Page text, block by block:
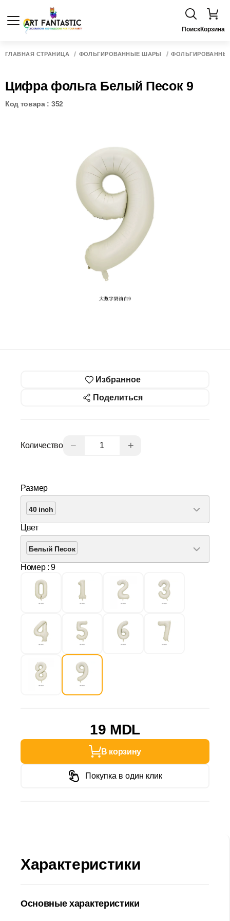
ПоискКорзина
ГЛАВНАЯ СТРАНИЦА ФОЛЬГИРОВАННЫЕ ШАРЫ
Цифра фольга Белый Песок 9
Код товара : 352
Избранное
Поделиться
Количество − +
Размер
40 inch
Цвет
Белый Песок
Номер : 9
19 MDL
В корзину
Покупка в один клик
Характеристики
Основные характеристики